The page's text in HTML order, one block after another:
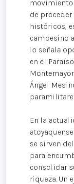
movimiento
de proceder
históricos,
campesino
lo señala
en el
Ángel
En la
se sirven
para
consolidar
riqueza. Un